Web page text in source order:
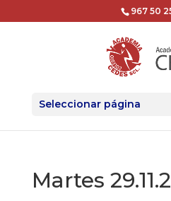
967 50
Seleccionar página
Martes